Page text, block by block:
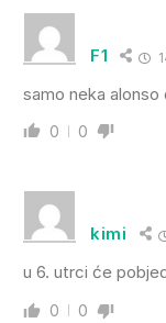
F1
samo neka alonso
0 0
kimi
u 6. utrci će
0 0